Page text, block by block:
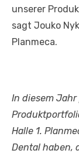
unserer
sagt Jouko
Planmeca.
In diesem
Halle 1.
Dental haben,